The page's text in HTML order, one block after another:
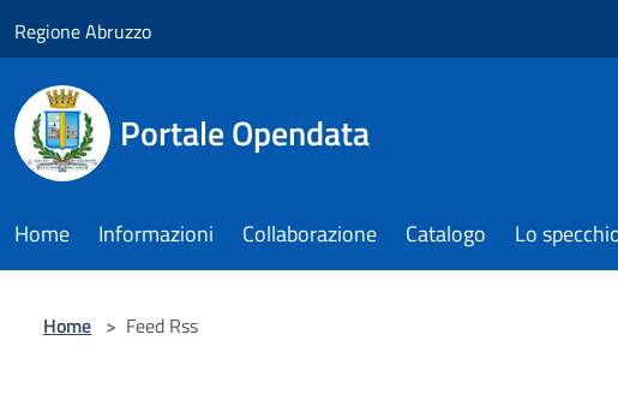
Regione Abruzzo
Portale Opendata
Home Informazioni Collaborazione Catalogo Lo
Home > Feed Rss